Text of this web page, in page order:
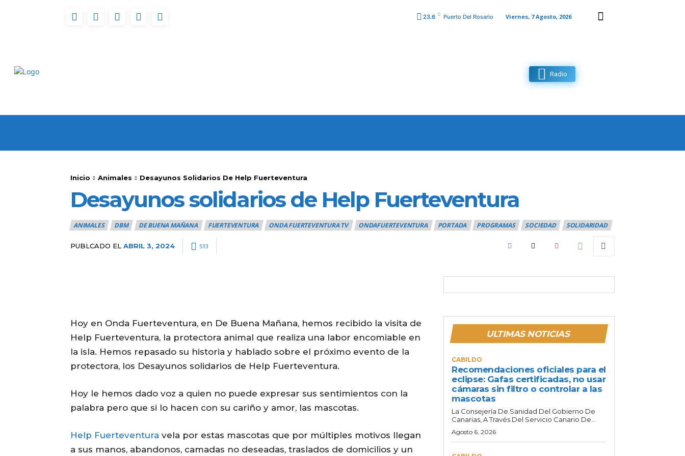
23.6 C Puerto Del Rosario Viernes, 7 Agosto, 2026
Radio
Inicio Animales Desayunos Solidarios De Help Fuerteventura
Desayunos solidarios de Help Fuerteventura
ANIMALES DBM DE BUENA MAÑANA FUERTEVENTURA ONDA FUERTEVENTURA TV ONDAFUERTEVENTURA PORTADA PROGRAMAS SOCIEDAD SOLIDARIDAD
PUBLCADO EL ABRIL 3, 2024 513
Hoy en Onda Fuerteventura, en De Buena Mañana, hemos recibido la visita de
Help Fuerteventura, la protectora animal que realiza una labor encomiable en
la isla. Hemos repasado su historia y hablado sobre el próximo evento de la
protectora, los Desayunos solidarios de Help Fuerteventura.
Hoy le hemos dado voz a quien no puede expresar sus sentimientos con la
palabra pero que si lo hacen con su cariño y amor, las mascotas.
Help Fuerteventura vela por estas mascotas que por múltiples motivos llegan
a sus manos, abandonos, camadas no deseadas, traslados de domicilios y un
ULTIMAS NOTICIAS
CABILDO
Recomendaciones oficiales para el
eclipse: Gafas certificadas, no usar
cámaras sin filtro o controlar a las
mascotas
La Consejería De Sanidad Del Gobierno De
Canarias, A Través Del Servicio Canario De...
Agosto 6, 2026